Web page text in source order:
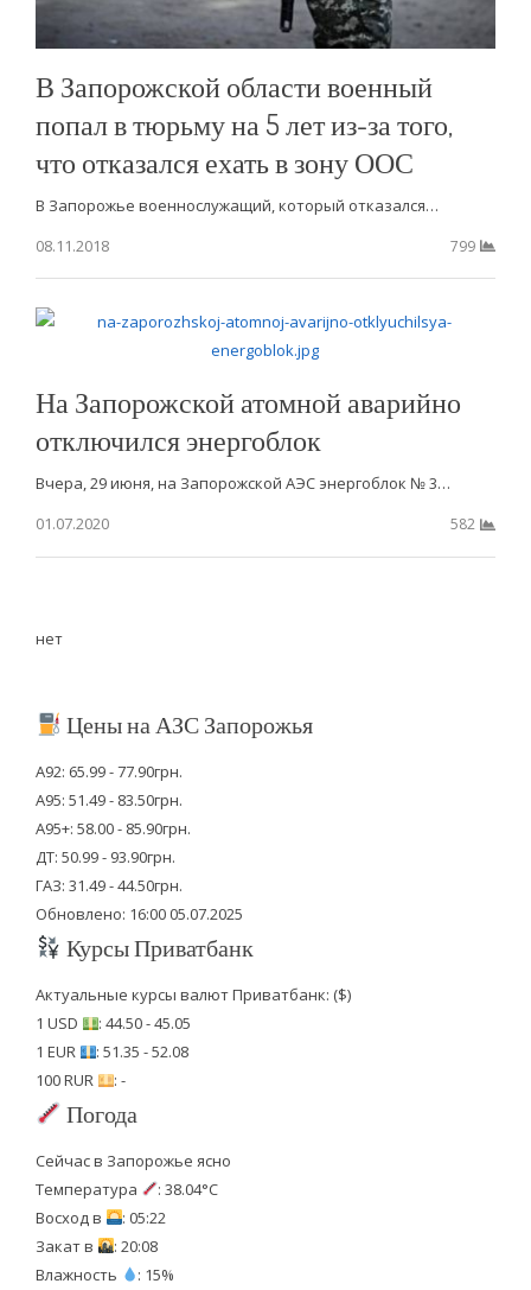
В Запорожской области военный
попал в тюрьму на 5 лет из-за того,
что отказался ехать в зону ООС
В Запорожье военнослужащий, который отказался…
08.11.2018
799
На Запорожской атомной аварийно
отключился энергоблок
Вчера, 29 июня, на Запорожской АЭС энергоблок № 3…
01.07.2020
582
нет
Цены на АЗС Запорожья
А92: 65.99 - 77.90грн.
А95: 51.49 - 83.50грн.
А95+: 58.00 - 85.90грн.
ДТ: 50.99 - 93.90грн.
ГАЗ: 31.49 - 44.50грн.
Обновлено: 16:00 05.07.2025
Курсы Приватбанк
Актуальные курсы валют Приватбанк: ($)
1 USD
: 44.50 - 45.05
1 EUR
: 51.35 - 52.08
100 RUR
: -
Погода
Сейчас в Запорожье ясно
Температура
: 38.04°C
Восход в
: 05:22
Закат в
: 20:08
Влажность
: 15%